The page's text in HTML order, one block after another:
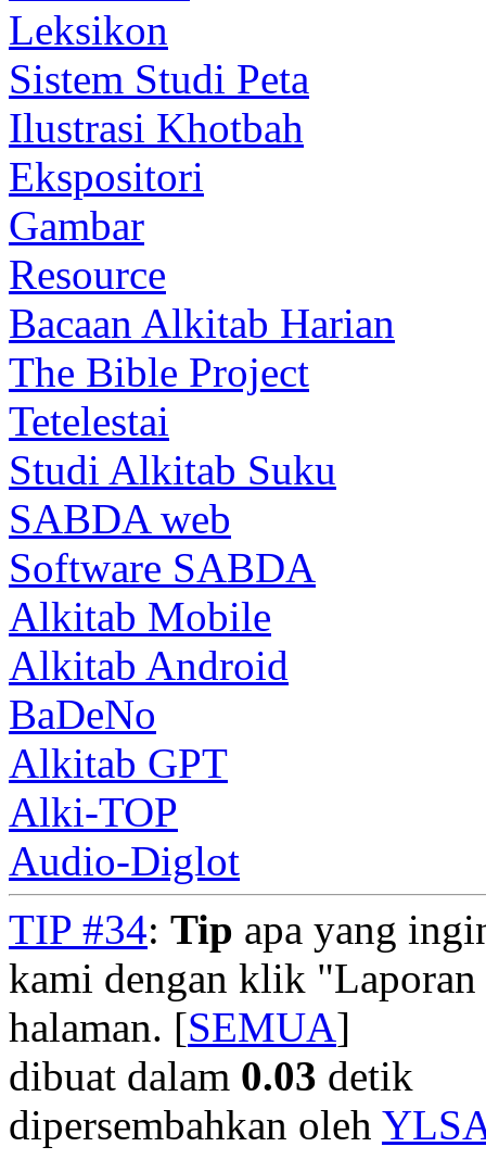
Leksikon
Sistem Studi Peta
Ilustrasi Khotbah
Ekspositori
Gambar
Resource
Bacaan Alkitab Harian
The Bible Project
Tetelestai
Studi Alkitab Suku
SABDA web
Software SABDA
Alkitab Mobile
Alkitab Android
BaDeNo
Alkitab GPT
Alki-TOP
Audio-Diglot
TIP #34: Tip apa yang
kami dengan klik "Laporan
halaman. [SEMUA]
dibuat dalam 0.03 detik
dipersembahkan oleh